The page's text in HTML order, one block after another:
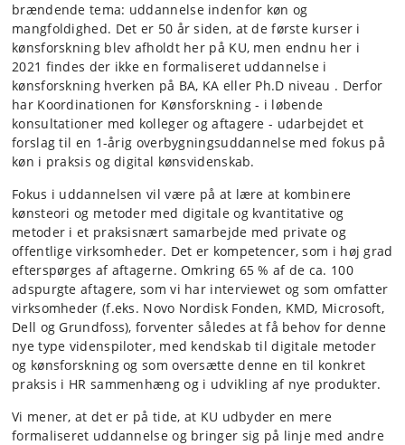
brændende tema: uddannelse indenfor køn og
mangfoldighed. Det er 50 år siden, at de første kurser i
kønsforskning blev afholdt her på KU, men endnu her i
2021 findes der ikke en formaliseret uddannelse i
kønsforskning hverken på BA, KA eller Ph.D niveau . Derfor
har Koordinationen for Kønsforskning - i løbende
konsultationer med kolleger og aftagere - udarbejdet et
forslag til en 1-årig overbygningsuddannelse med fokus på
køn i praksis og digital kønsvidenskab.
Fokus i uddannelsen vil være på at lære at kombinere
kønsteori og metoder med digitale og kvantitative og
metoder i et praksisnært samarbejde med private og
offentlige virksomheder. Det er kompetencer, som i høj grad
efterspørges af aftagerne. Omkring 65 % af de ca. 100
adspurgte aftagere, som vi har interviewet og som omfatter
virksomheder (f.eks. Novo Nordisk Fonden, KMD, Microsoft,
Dell og Grundfoss), forventer således at få behov for denne
nye type videnspiloter, med kendskab til digitale metoder
og kønsforskning og som oversætte denne en til konkret
praksis i HR sammenhæng og i udvikling af nye produkter.
Vi mener, at det er på tide, at KU udbyder en mere
formaliseret uddannelse og bringer sig på linje med andre